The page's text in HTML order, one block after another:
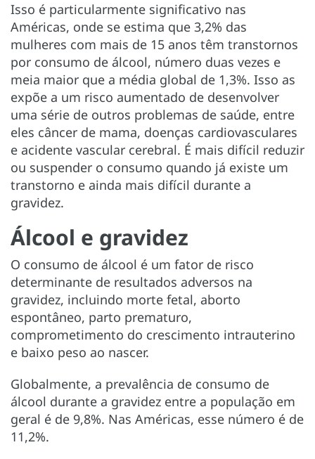
Isso é particularmente significativo nas
Américas, onde se estima que 3,2% das
mulheres com mais de 15 anos têm transtornos
por consumo de álcool, número duas vezes e
meia maior que a média global de 1,3%. Isso as
expõe a um risco aumentado de desenvolver
uma série de outros problemas de saúde, entre
eles câncer de mama, doenças cardiovasculares
e acidente vascular cerebral. É mais difícil reduzir
ou suspender o consumo quando já existe um
transtorno e ainda mais difícil durante a
gravidez.
Álcool e gravidez
O consumo de álcool é um fator de risco
determinante de resultados adversos na
gravidez, incluindo morte fetal, aborto
espontâneo, parto prematuro,
comprometimento do crescimento intrauterino
e baixo peso ao nascer.
Globalmente, a prevalência de consumo de
álcool durante a gravidez entre a população em
geral é de 9,8%. Nas Américas, esse número é de
11,2%.